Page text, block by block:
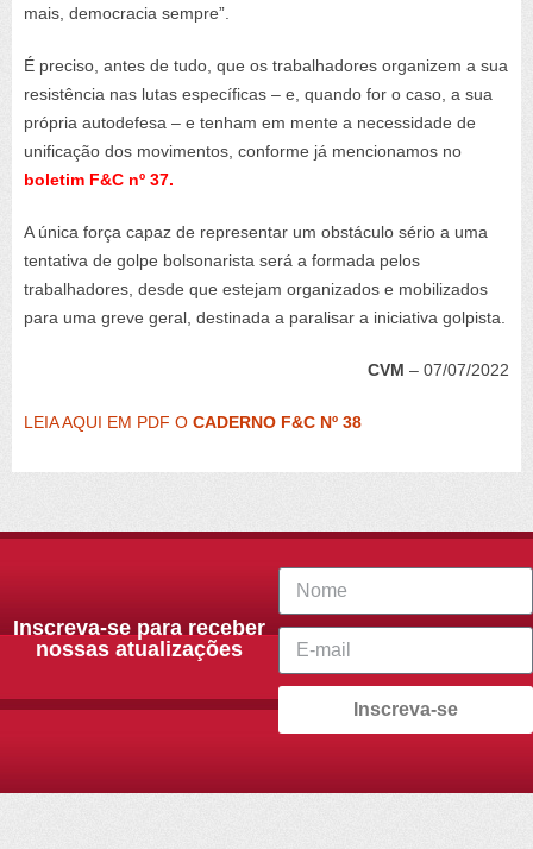
mais, democracia sempre”.
É preciso, antes de tudo, que os trabalhadores organizem a sua
resistência nas lutas específicas – e, quando for o caso, a sua
própria autodefesa – e tenham em mente a necessidade de
unificação dos movimentos, conforme já mencionamos no
boletim F&C nº 37.
A única força capaz de representar um obstáculo sério a uma
tentativa de golpe bolsonarista será a formada pelos
trabalhadores, desde que estejam organizados e mobilizados
para uma greve geral, destinada a paralisar a iniciativa golpista.
CVM – 07/07/2022
LEIA AQUI EM PDF O CADERNO F&C Nº 38
Inscreva-se para receber
nossas atualizações
Inscreva-se